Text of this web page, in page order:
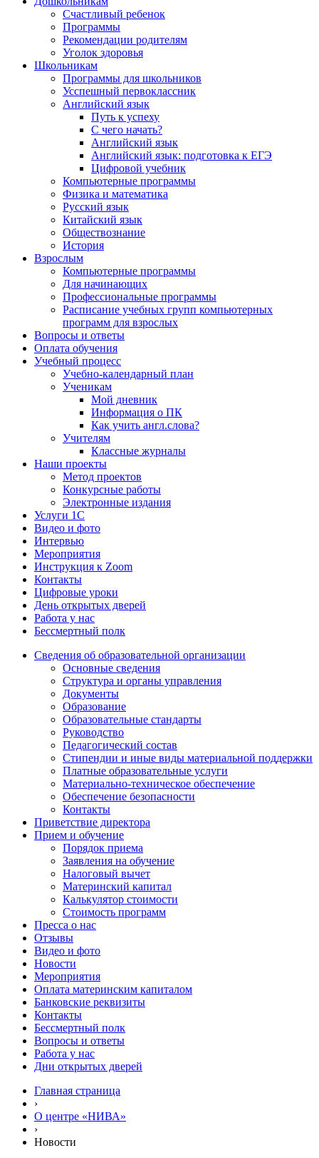
Счастливый ребенок
Программы
Рекомендации родителям
Уголок здоровья
Школьникам
Программы для школьников
Усспешный первоклассник
Английский язык
Путь к успеху
С чего начать?
Английский язык
Английский язык: подготовка к ЕГЭ
Цифровой учебник
Компьютерные программы
Физика и математика
Русский язык
Китайский язык
Обществознание
История
Взрослым
Компьютерные программы
Для начинающих
Профессиональные программы
Расписание учебных групп компьютерных
программ для взрослых
Вопросы и ответы
Оплата обучения
Учебный процесс
Учебно-календарный план
Ученикам
Мой дневник
Информация о ПК
Как учить англ.слова?
Учителям
Классные журналы
Наши проекты
Метод проектов
Конкурсные работы
Электронные издания
Услуги 1C
Видео и фото
Интервью
Мероприятия
Инструкция к Zoom
Контакты
Цифровые уроки
День открытых дверей
Работа у нас
Бессмертный полк
Сведения об образовательной организации
Основные сведения
Структура и органы управления
Документы
Образование
Образовательные стандарты
Руководство
Педагогический состав
Стипендии и иные виды материальной поддержки
Платные образовательные услуги
Материально-техническое обеспечение
Обеспечение безопасности
Контакты
Приветствие директора
Прием и обучение
Порядок приема
Заявления на обучение
Налоговый вычет
Материнский капитал
Калькулятор стоимости
Стоимость программ
Пресса о нас
Отзывы
Видео и фото
Новости
Мероприятия
Оплата материнским капиталом
Банковские реквизиты
Контакты
Бессмертный полк
Вопросы и ответы
Работа у нас
Дни открытых дверей
Главная страница
›
О центре «НИВА»
›
Новости